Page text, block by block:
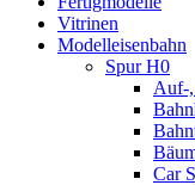
Vitrinen
Modelleisenbahn
Spur H0
Auf-
Car